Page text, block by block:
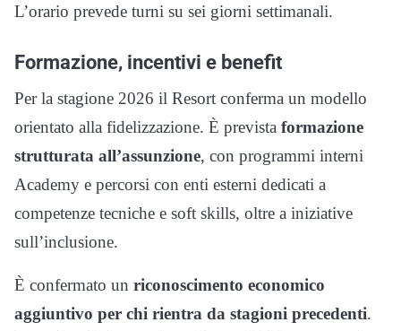
L’orario prevede turni su sei giorni settimanali.
Formazione, incentivi e benefit
Per la stagione 2026 il Resort conferma un modello
orientato alla fidelizzazione. È prevista formazione
strutturata all’assunzione, con programmi interni
Academy e percorsi con enti esterni dedicati a
competenze tecniche e soft skills, oltre a iniziative
sull’inclusione.
È confermato un riconoscimento economico
aggiuntivo per chi rientra da stagioni precedenti.